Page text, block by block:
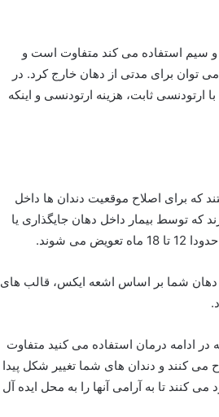
سیم استفاده می کند متفاوت است و
توان برای مدتی از دهان خارج کرد. در
ثابت، هزینه ارتودنسی و اینکه
برای اصلاح موقعیت دندان ها داخل
که توسط بیمار داخل دهان جایگذاری یا
تعویض می شوند.
شما بر اساس اشعه ایکس، قالب های
ادامه درمان استفاده می ‌کنید متفاوت
می کنند و دندان های شما تغییر شکل پیدا
کنند تا به آرامی آنها را به محل ایده آل